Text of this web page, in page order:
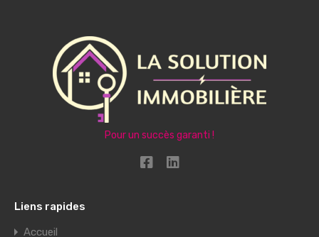
Pour un succès garanti !
Liens rapides
Accueil